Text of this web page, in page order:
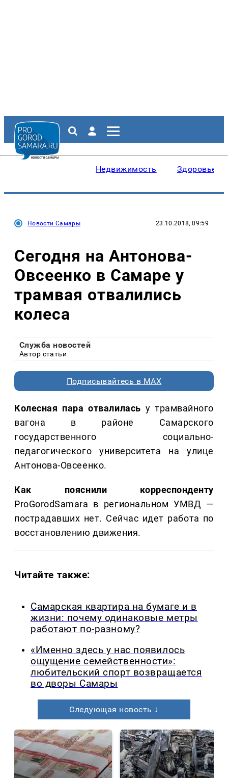
Недвижимость Здоровье
Новости Самары 23.10.2018, 09:59
Сегодня на Антонова-
Овсеенко в Самаре у
трамвая отвалились
колеса
Служба новостей
Автор статьи
Подписывайтесь в MAX
Колесная пара отвалилась у трамвайного
вагона в районе Самарского
государственного социально-
педагогического университета на улице
Антонова-Овсеенко.
Как пояснили корреспонденту
ProGorodSamara в региональном УМВД —
пострадавших нет. Сейчас идет работа по
восстановлению движения.
Читайте также:
Самарская квартира на бумаге и в
жизни: почему одинаковые метры
работают по-разному?
«Именно здесь у нас появилось
ощущение семейственности»:
любительский спорт возвращается
во дворы Самары
Следующая новость ↓